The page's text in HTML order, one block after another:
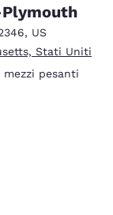
, US
Stati Uniti
mezzi pesanti